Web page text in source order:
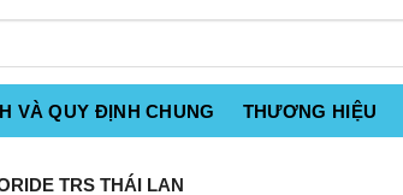
VÀ QUY ĐỊNH CHUNG THƯƠNG HIỆU
TRS THÁI LAN